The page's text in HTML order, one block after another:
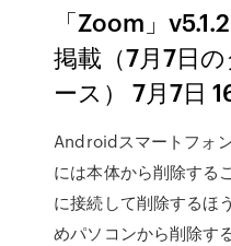
「Zoom」
掲載（7月7日
ース） 7月7日
Androidスマートフォ
には本体から削除する
に接続して削除するほ
めパソコンから削除す